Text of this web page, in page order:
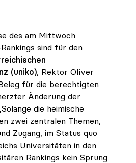
des am Mittwoch
sind für den
(uniko), Rektor OIiver
für die berechtigten
Änderung der
die heimische
zwei zentralen Themen,
Zugang, im Status quo
Universitäten in den
Rankings kein Sprung